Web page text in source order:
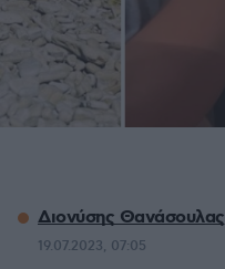
Διονύσης Θανάσουλας
19.07.2023, 07:05